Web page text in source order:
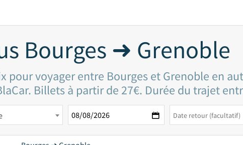
Bourges ➜ Grenoble
pour voyager entre Bourges et Grenoble en
Billets à partir de 27€. Durée du trajet